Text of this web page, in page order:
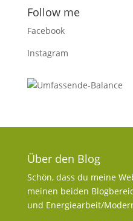
Follow me
Facebook
Instagram
Über den Blog
Schön, dass du meine
meinen beiden
und Energiearbeit/